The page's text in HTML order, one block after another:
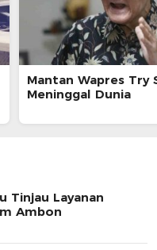
Mantan Wapres Try
Meninggal Dunia
Tinjau Layanan
Ambon